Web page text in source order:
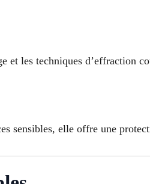
et les techniques d’effraction
sensibles, elle offre une